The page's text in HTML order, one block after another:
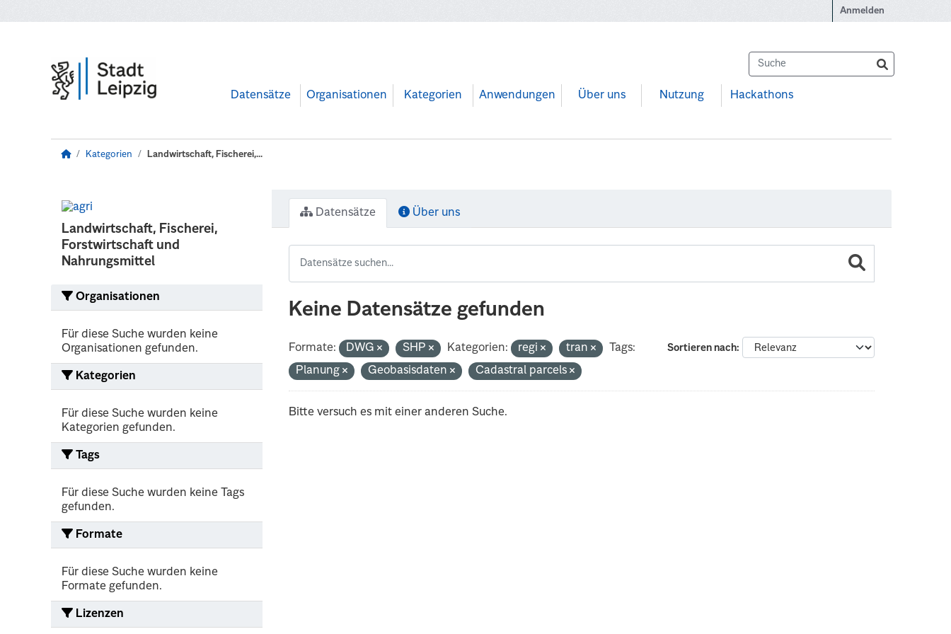
Anmelden
Datensätze Organisationen Kategorien Anwendungen Über uns Nutzung Hackathons
Kategorien Landwirtschaft, Fischerei,...
Landwirtschaft, Fischerei,
Forstwirtschaft und
Nahrungsmittel
Organisationen
Für diese Suche wurden keine
Organisationen gefunden.
Kategorien
Für diese Suche wurden keine
Kategorien gefunden.
Tags
Für diese Suche wurden keine Tags
gefunden.
Formate
Für diese Suche wurden keine
Formate gefunden.
Lizenzen
Datensätze Über uns
Keine Datensätze gefunden
Sortieren nach
Formate: DWG SHP Kategorien: regi tran
Tags:
Planung
Geobasisdaten Cadastral parcels
Bitte versuch es mit einer anderen Suche.